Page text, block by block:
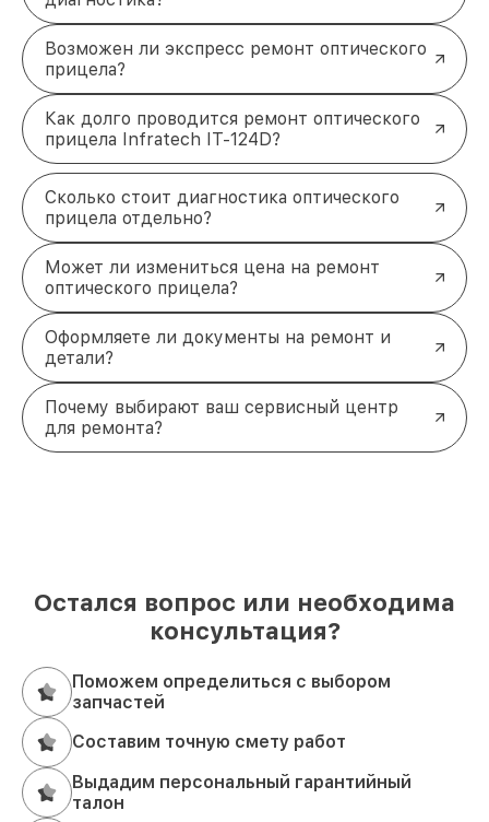
Возможен ли экспресс ремонт оптического
прицела?
Как долго проводится ремонт оптического
прицела Infratech IT-124D?
Сколько стоит диагностика оптического
прицела отдельно?
Может ли измениться цена на ремонт
оптического прицела?
Оформляете ли документы на ремонт и
детали?
Почему выбирают ваш сервисный центр
для ремонта?
Остался вопрос или необходима
консультация?
Поможем определиться с выбором
запчастей
Составим точную смету работ
Выдадим персональный гарантийный
талон